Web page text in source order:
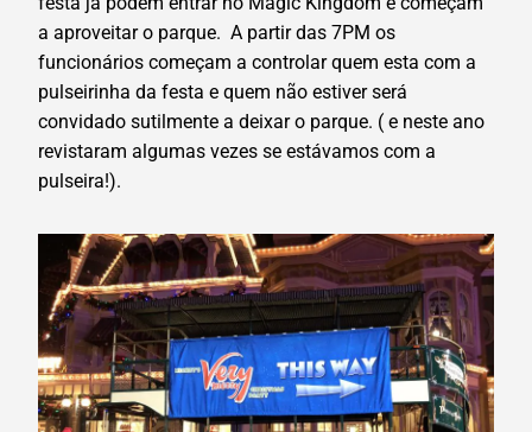
a aproveitar o parque. A partir das 7PM os
funcionários começam a controlar quem esta com a
pulseirinha da festa e quem não estiver será
convidado sutilmente a deixar o parque. ( e neste ano
revistaram algumas vezes se estávamos com a
pulseira!).